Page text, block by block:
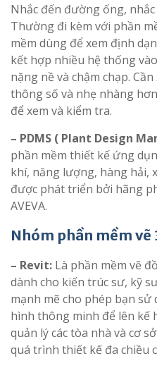
Nhắc đến đường ống,
Thường đi kèm với phần
mềm dùng để xem định
kết hợp nhiều hệ thống
nặng nề và chậm chạp.
thông số và nhẹ nhàng
để xem và kiểm tra.
– PDMS ( Plant Design
phần mềm thiết kế ứng
khí, năng lượng, hàng hải,
được phát triển bởi hãng
AVEVA.
Nhóm phần mềm vẽ
– Revit: Là phần mềm vẽ
dành cho kiến trúc sư, kỹ
mạnh mẽ cho phép bạn
hình thông minh để lên kế
quản lý các tòa nhà và cơ
quá trình thiết kế đa chiều